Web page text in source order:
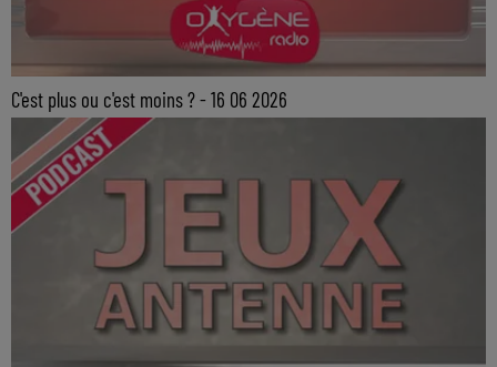
C'est plus ou c'est moins ? - 16 06 2026